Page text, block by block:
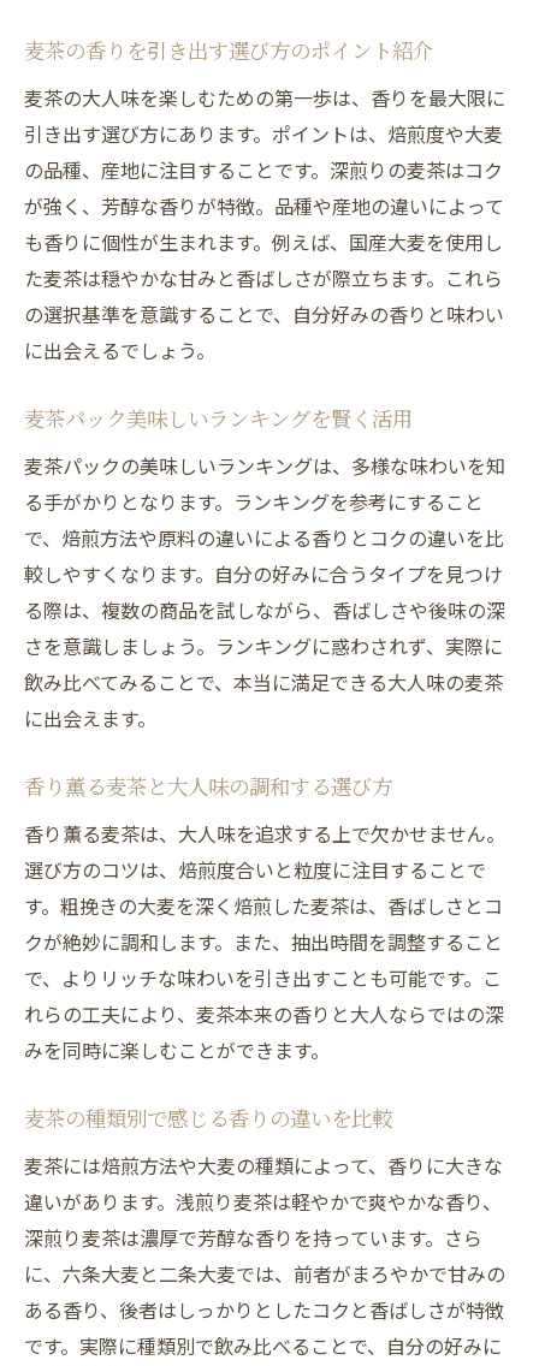
麦茶の飲みすぎが体に与える影響を解説
る
麦茶の成分と飲みすぎによる注意点まとめ
大人味麦茶の適切な楽しみ方と健康管理
麦茶で健康を保つための飲み方のコツ
麦茶の飲みすぎを防ぐ生活習慣のヒント
麦茶の香りを引き出す選び方のポイント紹介
麦茶の大人味を楽しむための第一歩は、香りを最大限に
引き出す選び方にあります。ポイントは、焙煎度や大麦
の品種、産地に注目することです。深煎りの麦茶はコク
が強く、芳醇な香りが特徴。品種や産地の違いによって
も香りに個性が生まれます。例えば、国産大麦を使用し
た麦茶は穏やかな甘みと香ばしさが際立ちます。これら
の選択基準を意識することで、自分好みの香りと味わい
に出会えるでしょう。
麦茶パック美味しいランキングを賢く活用
麦茶パックの美味しいランキングは、多様な味わいを知
る手がかりとなります。ランキングを参考にすること
で、焙煎方法や原料の違いによる香りとコクの違いを比
較しやすくなります。自分の好みに合うタイプを見つけ
る際は、複数の商品を試しながら、香ばしさや後味の深
さを意識しましょう。ランキングに惑わされず、実際に
飲み比べてみることで、本当に満足できる大人味の麦茶
に出会えます。
香り薫る麦茶と大人味の調和する選び方
香り薫る麦茶は、大人味を追求する上で欠かせません。
選び方のコツは、焙煎度合いと粒度に注目することで
す。粗挽きの大麦を深く焙煎した麦茶は、香ばしさとコ
クが絶妙に調和します。また、抽出時間を調整すること
で、よりリッチな味わいを引き出すことも可能です。こ
れらの工夫により、麦茶本来の香りと大人ならではの深
みを同時に楽しむことができます。
麦茶の種類別で感じる香りの違いを比較
麦茶には焙煎方法や大麦の種類によって、香りに大きな
違いがあります。浅煎り麦茶は軽やかで爽やかな香り、
深煎り麦茶は濃厚で芳醇な香りを持っています。さら
に、六条大麦と二条大麦では、前者がまろやかで甘みの
ある香り、後者はしっかりとしたコクと香ばしさが特徴
です。実際に種類別で飲み比べることで、自分の好みに